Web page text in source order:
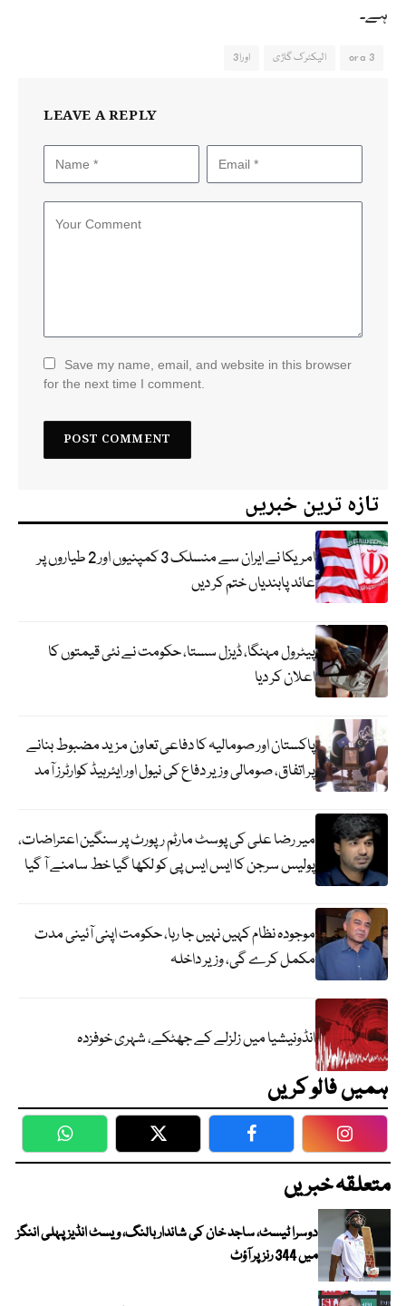
ہے۔
ora 3 الیکٹرک گاڑی اورا3
LEAVE A REPLY
Save my name, email, and website in this browser
for the next time I comment.
تازہ ترین خبریں
امریکا نے ایران سے منسلک 3 کمپنیوں اور 2 طیاروں پر
عائد پابندیاں ختم کر دیں
پیٹرول مہنگا، ڈیزل سستا، حکومت نے نئی قیمتوں کا
اعلان کر دیا
پاکستان اور صومالیہ کا دفاعی تعاون مزید مضبوط بنانے
پر اتفاق، صومالی وزیر دفاع کی نیول اور ایئرہیڈ کوارٹرز آمد
میر رضا علی کی پوسٹ مارٹم رپورٹ پر سنگین اعتراضات،
پولیس سرجن کا ایس ایس پی کو لکھا گیا خط سامنے آ گیا
موجودہ نظام کہیں نہیں جا رہا، حکومت اپنی آئینی مدت
مکمل کرے گی، وزیر داخلہ
انڈونیشیا میں زلزلے کے جھٹکے، شہری خوفزدہ
ہمیں فالو کریں
WhatsApp Twitter Facebook
متعلقہ خبریں
دوسرا ٹیسٹ، ساجد خان کی شاندار بالنگ، ویسٹ انڈیز پہلی اننگز
میں 344 رنز پر آؤٹ